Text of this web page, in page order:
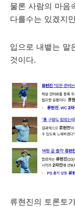
물론 사람의 마음
다를수는 있겠지
입으로 내뱉는 말
것이다.
류현진의 토론토